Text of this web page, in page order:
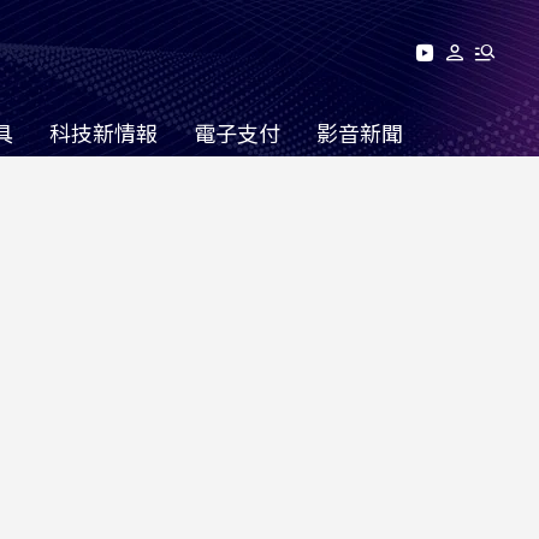
科技新情報 電子支付 影音新聞